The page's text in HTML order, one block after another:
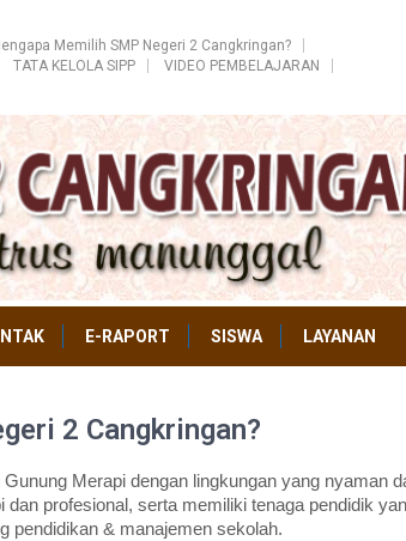
Memilih SMP Negeri 2 Cangkringan?
TATA KELOLA SIPP
VIDEO PEMBELAJARAN
E-RAPORT SISWA LAYANAN
2 Cangkringan?
Merapi dengan lingkungan yang nyaman
profesional, serta memiliki tenaga pendidik
pendidikan & manajemen sekolah.